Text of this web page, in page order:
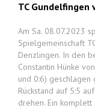
TC Gundelfingen
Am Sa. 08.07.2023
Spielgemeinschaft
Denzlingen. In den
Constantin Hünke
und 0:6) geschlagen
Rückstand auf 5:5
drehen. Ein